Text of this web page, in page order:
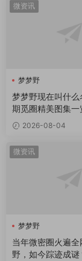
微资讯
梦梦野
梦梦野现在叫什么
期觅圈精美图集一
2026-08-04
微资讯
梦梦野
当年微密圈火遍全
野，如今踪迹成谜